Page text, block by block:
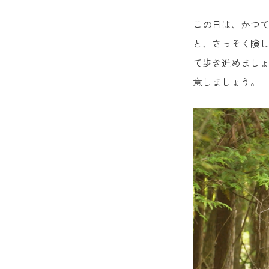
この日は、かつ
と、さっそく険
て歩き進めまし
意しましょう。